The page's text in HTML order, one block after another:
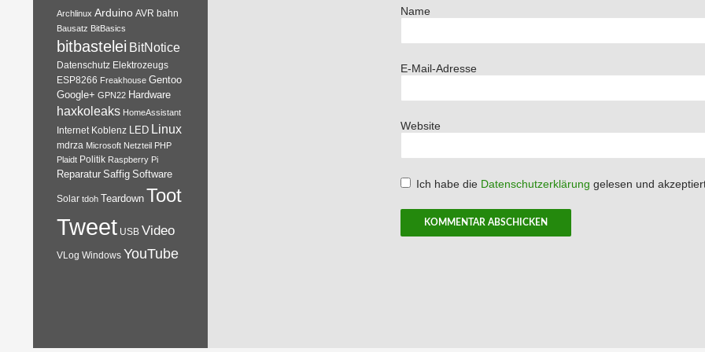
Name
E-Mail-Adresse
Website
Ich habe die Datenschutzerklärung gelesen und
Archlinux Arduino AVR bahn
Bausatz BitBasics
bitbastelei BitNotice
Datenschutz Elektrozeugs
ESP8266 Freakhouse Gentoo
Google+ GPN22 Hardware
haxkoleaks HomeAssistant
Internet Koblenz LED Linux
mdrza Microsoft Netzteil PHP
Plaidt Politik Raspberry Pi
Reparatur Saffig Software
Solar tdoh Teardown Toot
Tweet USB Video
VLog Windows YouTube